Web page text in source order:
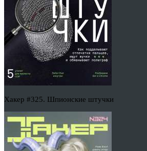
Хакер #325. Шпионские штучки